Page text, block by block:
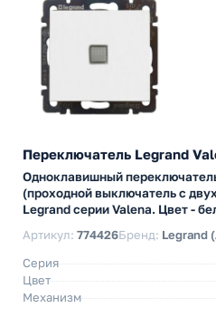
Переключатель Legrand
Одноклавишный
(проходной выключатель с
Legrand серии Valena. Цвет -
Артикул: 774426Бренд: Legrand
Серия
Цвет
Механизм